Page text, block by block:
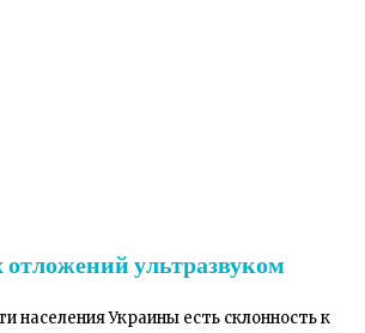
ультразвуком
населения Украины есть склонность к